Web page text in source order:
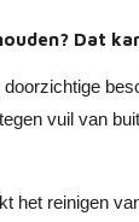
Dat
vuil van
het reinigen